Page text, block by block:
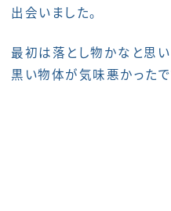
出会いました。
最初は落とし物かなと思い
黒い物体が気味悪かったで